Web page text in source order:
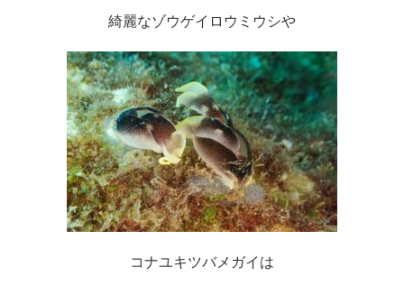
綺麗なゾウゲイロウミウシや
コナユキツバメガイは